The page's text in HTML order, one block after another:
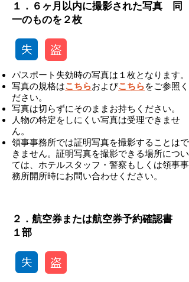
１．６ヶ月以内に撮影された写真 同
一のものを２枚
パスポート失効時の写真は１枚となります。
写真の規格はこちらおよびこちらをご参照く
ださい。
写真は切らずにそのままお持ちください。
人物の特定をしにくい写真は受理できませ
ん。
領事事務所では証明写真を撮影することはで
きません。証明写真を撮影できる場所につい
ては、ホテルスタッフ・警察もしくは領事事
務所開所時にお問い合わせください。
​２．航空券または航空券予約確認書
１部